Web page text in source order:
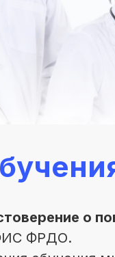
о
ФРДО.